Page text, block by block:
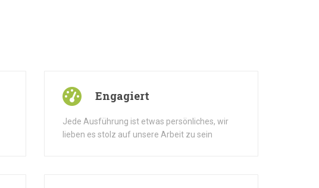
Engagiert
Jede Ausführung ist etwas persönliches, wir
lieben es stolz auf unsere Arbeit zu sein